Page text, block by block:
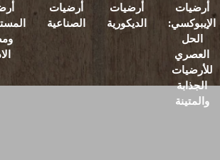
أرضيات
الإيبوكسي:
الحل
العصري
للأرضيات
الجذابة
والمتينة
أرضيات
الديكورية
أرضيات
الصناعية